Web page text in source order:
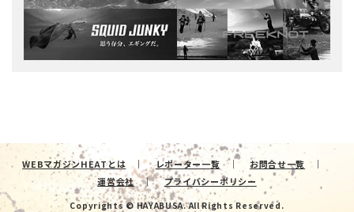
WEBマガジンHEATとは レポーター一覧
お問合せ一覧
運営会社
プライバシーポリシー
Copyrights © HAYABUSA. All Rights Reserved.